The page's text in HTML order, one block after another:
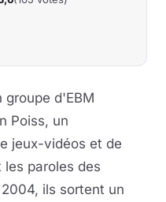
groupe d'EBM
Poiss, un
jeux-vidéos et de
paroles des
ils sortent un